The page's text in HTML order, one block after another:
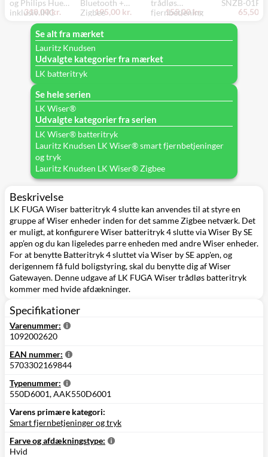
og Philips Hue
inklusiv IHC
tangenter med
symboler
318,00 kr.
Bluetooth +
Zigbee
batteritryk til LK
FUGA, hvid
195,00 kr.
trådløs
fjernbetjening
lysdæmper og
155,00 kr.
SNZB-01P
65,50
Se alt fra mærket
Lauritz Knudsen
Udvalgte kategorier fra mærket
LK batteritryk
Se hele serien
LK Wiser®
Udvalgte kategorier fra serien
LK Wiser® batteritryk
Lauritz Knudsen LK Wiser® smart fjernbetjeninger
og tryk
Lauritz Knudsen LK Wiser® Zigbee
Beskrivelse
LK FUGA Wiser batteritryk 4 slutte kan anvendes til at styre en
gruppe af Wiser enheder inden for det samme Zigbee netværk. Det
er muligt, at konfigurere Wiser batteritryk 4 slutte via Wiser By SE
app’en og du kan ligeledes parre enheden med andre Wiser enheder.
For at benytte Batteritryk 4 sluttet via Wiser by SE app'en, og
derigennem få fuld boligstyring, skal du benytte dig af Wiser
Gatewayen. Denne udgave af LK FUGA Wiser trådløs batteritryk
kommer med hvide afdækninger.
Specifikationer
Varenummer:
1092002620
EAN nummer:
5703302169844
Typenummer:
550D6001, AAK550D6001
Varens primære kategori:
Smart fjernbetjeninger og tryk
Farve og afdækningstype:
Hvid